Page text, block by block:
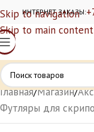
Skip to navigation
Skip to main content
ИНТЕРНЕТ ЗАКАЗЫ:
Главная/Магазин/
Футляры для